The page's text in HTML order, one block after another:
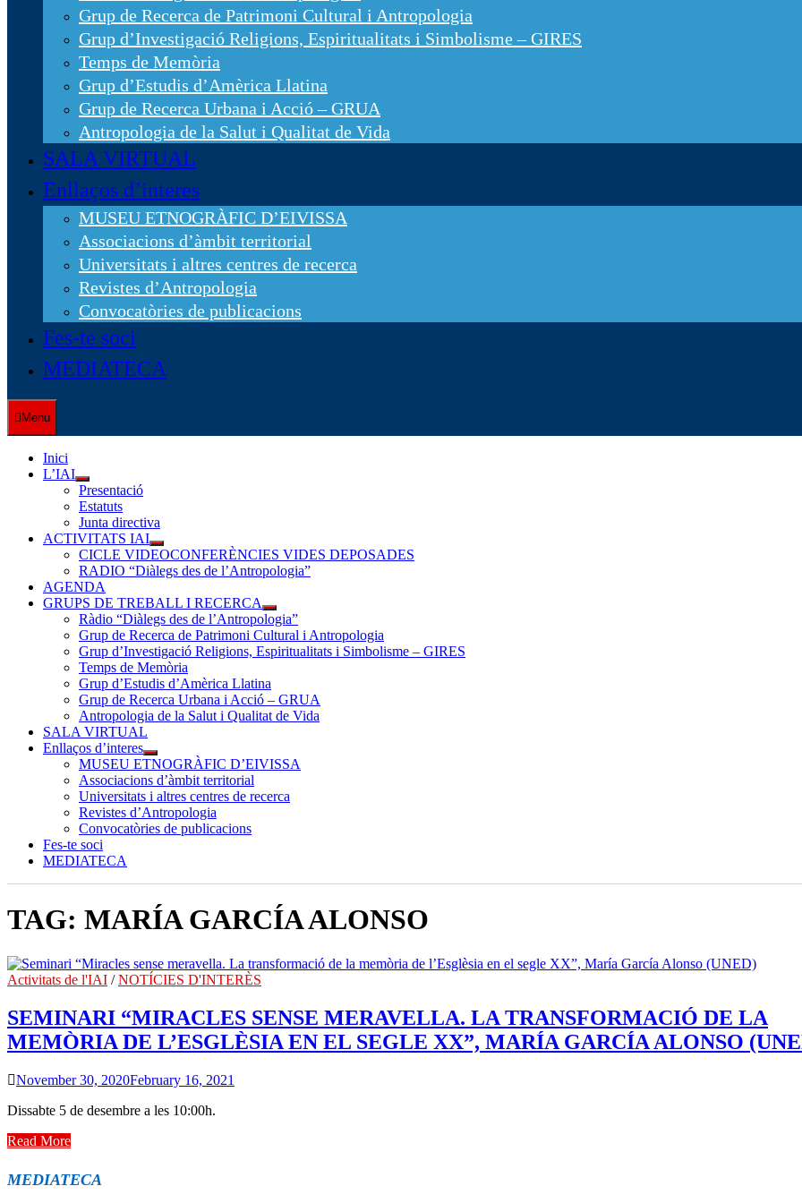
Grup de Recerca de Patrimoni Cultural i Antropologia
Grup d’Investigació Religions, Espiritualitats i Simbolisme – GIRES
Temps de Memòria
Grup d’Estudis d’Amèrica Llatina
Grup de Recerca Urbana i Acció – GRUA
Antropologia de la Salut i Qualitat de Vida
SALA VIRTUAL
Enllaços d’interes
MUSEU ETNOGRÀFIC D’EIVISSA
Associacions d’àmbit territorial
Universitats i altres centres de recerca
Revistes d’Antropologia
Convocatòries de publicacions
Fes-te soci
MEDIATECA
Menu
Inici
L’IAI
Show
sub
menu
Presentació
Estatuts
Junta directiva
ACTIVITATS IAI
Show
sub
menu
CICLE VIDEOCONFERÈNCIES VIDES DEPOSADES
RADIO “Diàlegs des de l’Antropologia”
AGENDA
GRUPS DE TREBALL I RECERCA
Show
sub
menu
Ràdio “Diàlegs des de l’Antropologia”
Grup de Recerca de Patrimoni Cultural i Antropologia
Grup d’Investigació Religions, Espiritualitats i Simbolisme – GIRES
Temps de Memòria
Grup d’Estudis d’Amèrica Llatina
Grup de Recerca Urbana i Acció – GRUA
Antropologia de la Salut i Qualitat de Vida
SALA VIRTUAL
Enllaços d’interes
Show
sub
menu
MUSEU ETNOGRÀFIC D’EIVISSA
Associacions d’àmbit territorial
Universitats i altres centres de recerca
Revistes d’Antropologia
Convocatòries de publicacions
Fes-te soci
MEDIATECA
TAG: MARÍA GARCÍA ALONSO
Activitats de l'IAI /NOTÍCIES D'INTERÈS
SEMINARI “MIRACLES SENSE MERAVELLA. LA TRANSFORMACIÓ DE LA
MEMÒRIA DE L’ESGLÈSIA EN EL SEGLE XX”, MARÍA GARCÍA ALONSO
November 30, 2020February 16, 2021
Dissabte 5 de desembre a les 10:00h.
Seminari
sense
meravella.
Read More
MEDIATECA